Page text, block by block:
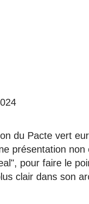
du Pacte vert
présentation non
pour faire le
clair dans son